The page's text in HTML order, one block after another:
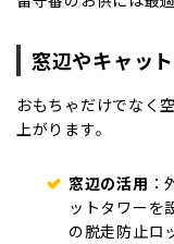
窓辺やキャッ
おもちゃだけでなく
上がります。
窓辺の活用
ットタワーを
の脱走防止ロ